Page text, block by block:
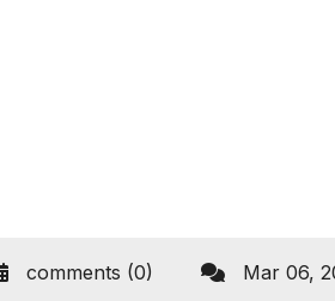
comments (0) Mar 06,